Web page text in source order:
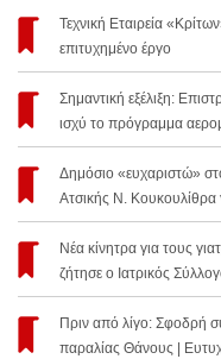
Τεχνική Εταιρεία
επιτυχημένο έργο
Σημαντική εξέλιξη:
ισχύ το πρόγραμμα
Δημόσιο «ευχαριστώ»
Ατσικής Ν. Κουκουλίθρα
Νέα κίνητρα για τους
ζήτησε ο Ιατρικός
Πριν από λίγο: Σφοδρή
παραλίας Θάνους |